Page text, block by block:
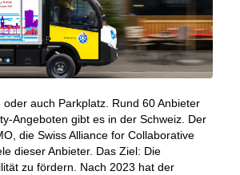
auch Parkplatz. Rund 60 Anbieter
Angeboten gibt es in der Schweiz. Der
die Swiss Alliance for Collaborative
dieser Anbieter. Das Ziel: Die
zu fördern. Nach 2023 hat der